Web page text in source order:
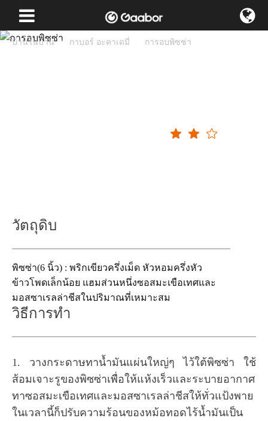
บ้านในบ้าน กาบอร์ อะคาเดมี่ การอบพิซซ่า
วัตถุดิบ
พิซซ่า(6 นิ้ว) : พริกเขียวครึ่งเม็ด หัวหอมครึ่งหัว
ข้าวโพดเล็กน้อย แฮมส่วนหนึ่งซอสมะเขือเทศและ
มอสซาเรลล่าชีสในปริมาณที่เหมาะสม
วิธีการทำ
1. วางกระดาษทาน้ำมันแผ่นใหญ่ๆ ไว้ใต้พิซซ่า ใช้
ส้อมเจาะรูของพิซซ่าเพื่อให้แห้งเร็วและระบายอากาศ
ทาซอสมะเขือเทศและมอสซาเรลล่าชีสให้ทั่วแป้งพาย
ในเวลานี้ก็ปรับความร้อนของหม้อทอดไร้น้ำมันเป็น